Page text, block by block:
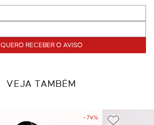
QUERO RECEBER O AVISO
VEJA TAMBÉM
- 79%